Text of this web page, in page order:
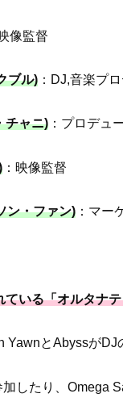
像監督
ブル) ：DJ,音楽プ
チャニ) ：プロデュ
：映像監督
ン・ファン) ：マー
ている「オルタナ
YawnとAbyssが
したり、Omega